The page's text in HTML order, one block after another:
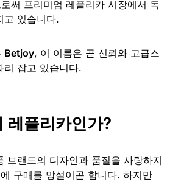
써 프리미엄 레플리카 시장에서 독
고 있습니다.
Betjoy, 이 이름은 곧 신뢰와 고급스
리 잡고 있습니다.
레플리카인가?
브랜드의 디자인과 품질을 사랑하지
구매를 망설이곤 합니다. 하지만